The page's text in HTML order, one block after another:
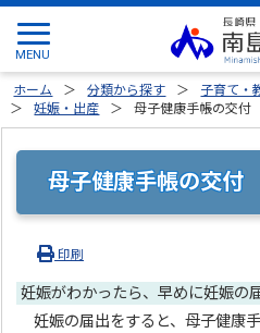
ホーム 分類から探す 子育て・
妊娠・出産
母子健康手帳の交付
母子健康手帳の交付
印刷
妊娠がわかったら、早めに妊娠の
妊娠の届出をすると、母子健康